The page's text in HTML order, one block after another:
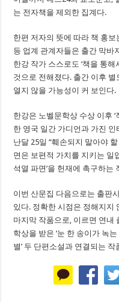
는 전자책을 제외한 집계다.
한편 저자의 뜻에 따라 책 홍
등 업계 관계자들은 출간 막바
한강 작가 스스로도 ‘책을 통
것으로 전해졌다. 출간 이후
열지 않을 가능성이 커 보인다.
한강은 노벨문학상 수상 이후
한 영국 일간 가디언과 가진
난달 25일 “훼손되지 말아야
면은 보편적 가치를 지키는 일
석열 파면’을 헌재에 촉구하는
이번 산문집 다음으로는 출판
있다. 정확한 시점은 정해지지
마지막 작품으로, 이르면 연내
학상을 받은 ‘눈 한 송이가 녹
별’ 두 단편소설과 연결되는 작